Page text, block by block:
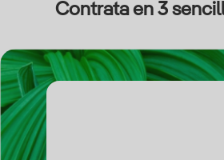
Contrata en 3